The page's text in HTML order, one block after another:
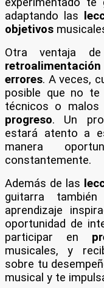
adaptando las
objetivos
Otra ventaja
retroalimentación
errores. A veces,
posible que no
técnicos o malos
progreso. Un
estará atento a
manera
constantemente.
Además de las
guitarra
aprendizaje
oportunidad de
participar en
musicales, y
sobre tu
musical y te